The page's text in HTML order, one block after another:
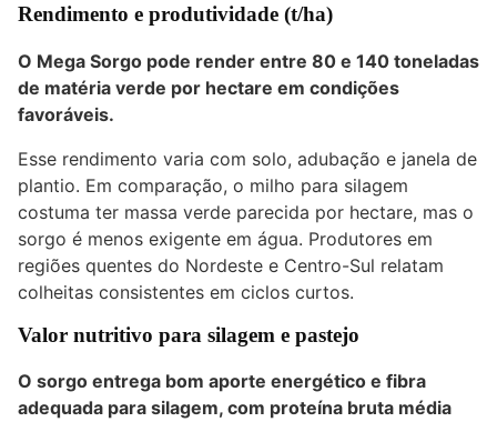
Rendimento e produtividade (t/ha)
O Mega Sorgo pode render entre 80 e 140 toneladas
de matéria verde por hectare em condições
favoráveis.
Esse rendimento varia com solo, adubação e janela de
plantio. Em comparação, o milho para silagem
costuma ter massa verde parecida por hectare, mas o
sorgo é menos exigente em água. Produtores em
regiões quentes do Nordeste e Centro-Sul relatam
colheitas consistentes em ciclos curtos.
Valor nutritivo para silagem e pastejo
O sorgo entrega bom aporte energético e fibra
adequada para silagem, com proteína bruta média